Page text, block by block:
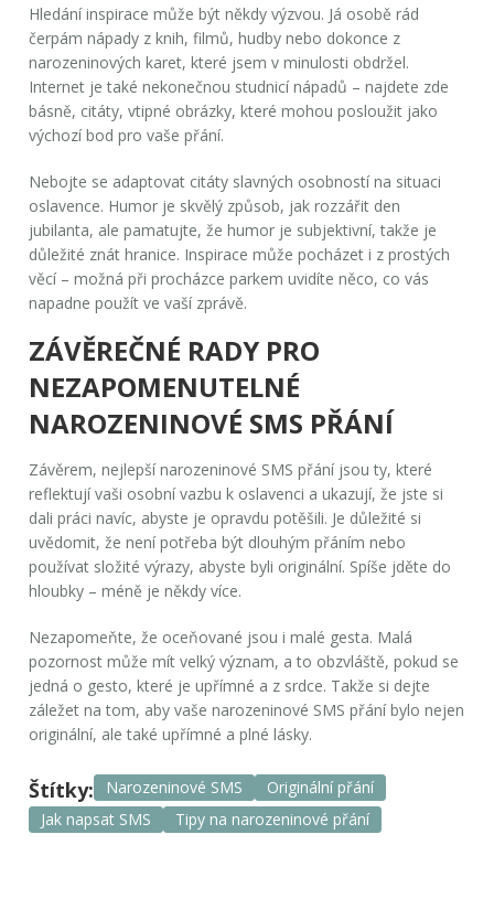
Hledání inspirace může být někdy výzvou. Já osobě rád
čerpám nápady z knih, filmů, hudby nebo dokonce z
narozeninových karet, které jsem v minulosti obdržel.
Internet je také nekonečnou studnicí nápadů – najdete zde
básně, citáty, vtipné obrázky, které mohou posloužit jako
výchozí bod pro vaše přání.
Nebojte se adaptovat citáty slavných osobností na situaci
oslavence. Humor je skvělý způsob, jak rozzářit den
jubilanta, ale pamatujte, že humor je subjektivní, takže je
důležité znát hranice. Inspirace může pocházet i z prostých
věcí – možná při procházce parkem uvidíte něco, co vás
napadne použít ve vaší zprávě.
ZÁVĚREČNÉ RADY PRO
NEZAPOMENUTELNÉ
NAROZENINOVÉ SMS PŘÁNÍ
Závěrem, nejlepší narozeninové SMS přání jsou ty, které
reflektují vaši osobní vazbu k oslavenci a ukazují, že jste si
dali práci navíc, abyste je opravdu potěšili. Je důležité si
uvědomit, že není potřeba být dlouhým přáním nebo
používat složité výrazy, abyste byli originální. Spíše jděte do
hloubky – méně je někdy více.
Nezapomeňte, že oceňované jsou i malé gesta. Malá
pozornost může mít velký význam, a to obzvláště, pokud se
jedná o gesto, které je upřímné a z srdce. Takže si dejte
záležet na tom, aby vaše narozeninové SMS přání bylo nejen
originální, ale také upřímné a plné lásky.
Štítky: Narozeninové SMS
Originální přání
Jak napsat SMS
Tipy na narozeninové přání